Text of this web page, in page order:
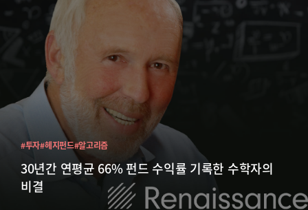
30년간 연평균 66% 펀드 수익률 기록한 수학자의
비결
#투자#헤지펀드#알고리즘